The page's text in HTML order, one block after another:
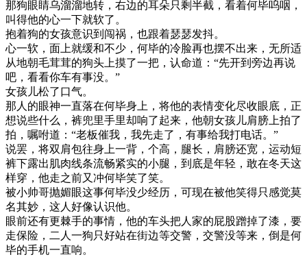
那狗眼睛乌溜溜地转，右边的耳朵只剩半截，看着何毕呜咽，
叫得他的心一下就软了。
抱着狗的女孩意识到闯祸，也跟着瑟瑟发抖。
心一软，面上就缓和不少，何毕的冷脸再也摆不出来，无所适
从地朝毛茸茸的狗头上摸了一把，认命道：“先开到旁边再说
吧，看看你车有事没。”
女孩儿松了口气。
那人的眼神一直落在何毕身上，将他的表情变化尽收眼底，正
想说些什么，裤兜里手里却响了起来，他朝女孩儿肩膀上拍了
拍，嘱咐道：“老板催我，我先走了，有事给我打电话。”
说罢，将双肩包往身上一背，个高，腿长，肩膀还宽，运动短
裤下露出肌肉线条流畅紧实的小腿，到底是年轻，敢在冬天这
样穿，他走之前又冲何毕笑了笑。
被小帅哥抛媚眼这事何毕没少经历，可现在被他笑得只感觉莫
名其妙，这人好像认识他。
眼前还有更棘手的事情，他的车头把人家的屁股蹭掉了漆，要
走保险，二人一狗只好站在街边等交警，交警没等来，倒是何
毕的手机一直响。